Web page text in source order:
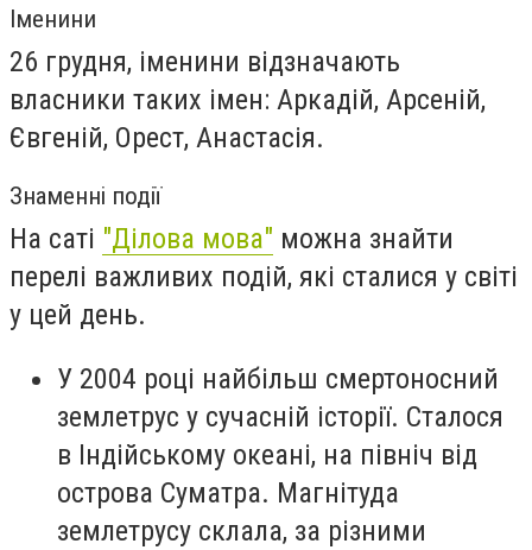
Іменини
26 грудня, іменини відзначають
власники таких імен: Аркадій, Арсеній,
Євгеній, Орест, Анастасія.
Знаменні події
На саті "Ділова мова" можна знайти
перелі важливих подій, які сталися у світі
у цей день.
У 2004 році найбільш смертоносний
землетрус у сучасній історії. Сталося
в Індійському океані, на північ від
острова Суматра. Магнітуда
землетрусу склала, за різними